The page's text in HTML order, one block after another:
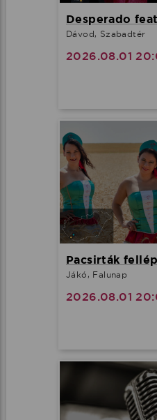
Desperado
Dávod, Szabadtér
2026.08.01
Pacsirták
Jákó, Falunap
2026.08.01